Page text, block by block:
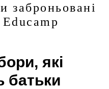
заброньовані
які
батьки